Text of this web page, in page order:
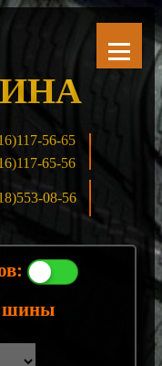
56-65
65-56
08-56
шины